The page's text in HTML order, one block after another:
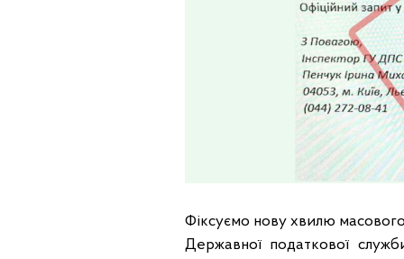
Фіксуємо нову хвилю
Державної податкової